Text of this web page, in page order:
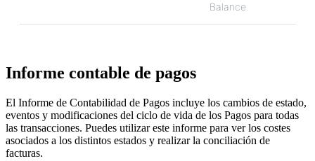
Balance
Informe contable de pagos
El Informe de Contabilidad de Pagos incluye los cambios de estado,
eventos y modificaciones del ciclo de vida de los Pagos para todas
las transacciones. Puedes utilizar este informe para ver los costes
asociados a los distintos estados y realizar la conciliación de
facturas.